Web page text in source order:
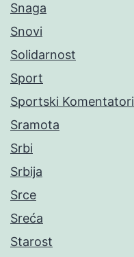
Snaga
Snovi
Solidarnost
Sport
Sportski Komentatori
Sramota
Srbi
Srbija
Srce
Sreća
Starost